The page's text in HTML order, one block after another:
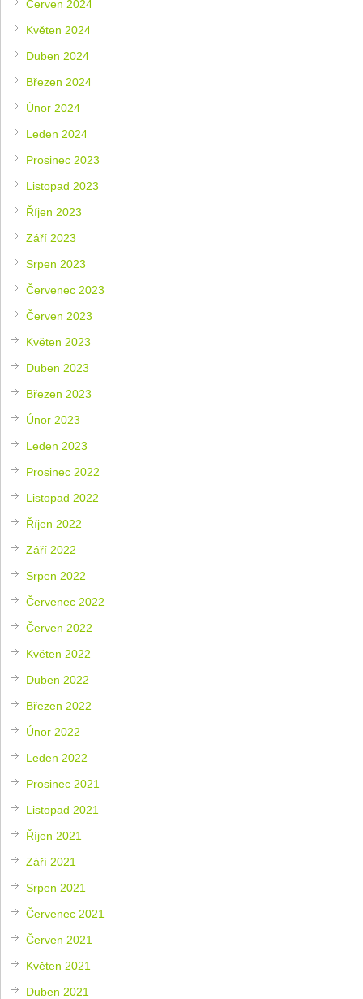
Červen 2024
Květen 2024
Duben 2024
Březen 2024
Únor 2024
Leden 2024
Prosinec 2023
Listopad 2023
Říjen 2023
Září 2023
Srpen 2023
Červenec 2023
Červen 2023
Květen 2023
Duben 2023
Březen 2023
Únor 2023
Leden 2023
Prosinec 2022
Listopad 2022
Říjen 2022
Září 2022
Srpen 2022
Červenec 2022
Červen 2022
Květen 2022
Duben 2022
Březen 2022
Únor 2022
Leden 2022
Prosinec 2021
Listopad 2021
Říjen 2021
Září 2021
Srpen 2021
Červenec 2021
Červen 2021
Květen 2021
Duben 2021